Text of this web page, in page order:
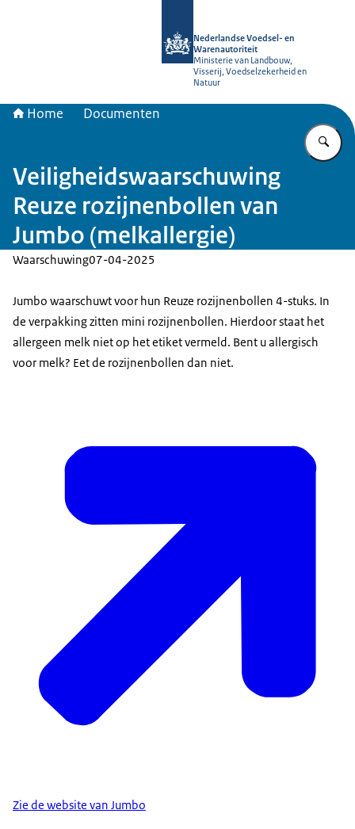
Nederlandse Voedsel- en
Warenautoriteit
Ministerie van Landbouw,
Visserij, Voedselzekerheid en
Natuur
Home Documenten
Veiligheidswaarschuwing
Reuze rozijnenbollen van
Jumbo (melkallergie)
Waarschuwing07-04-2025
Jumbo waarschuwt voor hun Reuze rozijnenbollen 4-stuks. In
de verpakking zitten mini rozijnenbollen. Hierdoor staat het
allergeen melk niet op het etiket vermeld. Bent u allergisch
voor melk? Eet de rozijnenbollen dan niet.
Zie de website van Jumbo